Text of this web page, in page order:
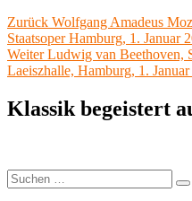
Beitragsnavigation
Zurück Vorheriger
Beitrag:
Wolfgang Amadeus
Staatsoper Hamburg, 1. Januar
Weiter Nächster
Beitrag:
Ludwig van Beethoven,
Laeiszhalle, Hamburg, 1.
Klassik begeistert
Suchen
nach: